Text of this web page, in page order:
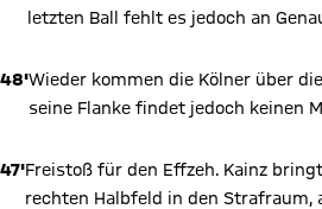
letzten Ball fehlt es jedoch an
48'Wieder kommen die Kölner über
seine Flanke findet jedoch keinen
47'Freistoß für den Effzeh. Kainz
rechten Halbfeld in den Strafraum,